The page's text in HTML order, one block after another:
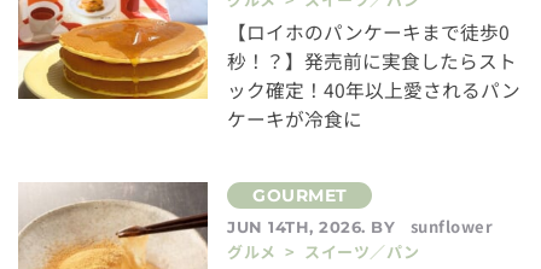
【ロイホのパンケーキまで徒歩0
秒！？】発売前に実食したらスト
ック確定！40年以上愛されるパン
ケーキが冷食に
JUN 14TH, 2026. BY
sunflower
グルメ > スイーツ／パン